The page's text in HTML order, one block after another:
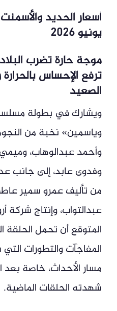
يونيو 2026
موجة حارة تضرب
الصعيد
ويشارك في بطولة
وياسمين» نخبة من
وأحمد عبدالوهاب، وميمي
وفدوى عابد، إلى جانب
من تأليف عمرو سمير
عبدالتواب، وإنتاج شركة
المتوقع أن تحمل الحلقة
المفاجآت والتطورات
مسار الأحداث، خاصة بعد
شهدته الحلقات الماضية.